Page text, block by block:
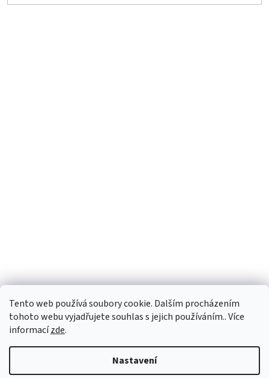
Tento web používá soubory cookie. Dalším procházením
tohoto webu vyjadřujete souhlas s jejich používáním.. Více
informacízde.
Nastavení